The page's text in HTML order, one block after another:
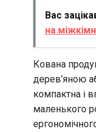
Вас
на
Кована
дерев’яною
компактна і
маленького